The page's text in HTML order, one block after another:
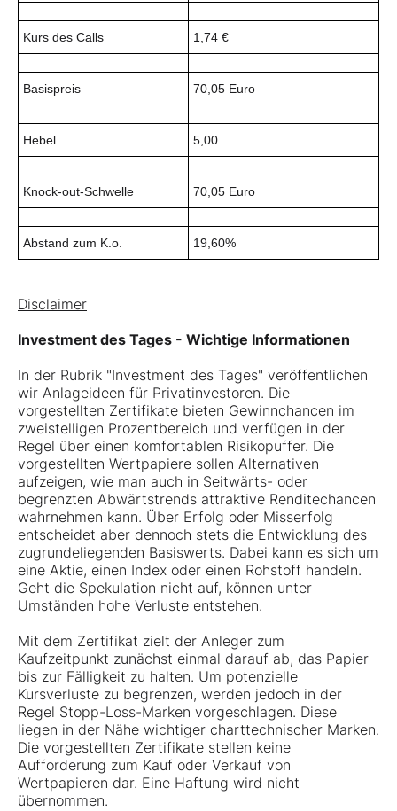
Kurs des Calls 1,74 €
Basispreis 70,05 Euro
Hebel 5,00
Knock-out-Schwelle 70,05 Euro
Abstand zum K.o. 19,60%
Disclaimer
Investment des Tages - Wichtige Informationen
In der Rubrik "Investment des Tages" veröffentlichen
wir Anlageideen für Privatinvestoren. Die
vorgestellten Zertifikate bieten Gewinnchancen im
zweistelligen Prozentbereich und verfügen in der
Regel über einen komfortablen Risikopuffer. Die
vorgestellten Wertpapiere sollen Alternativen
aufzeigen, wie man auch in Seitwärts- oder
begrenzten Abwärtstrends attraktive Renditechancen
wahrnehmen kann. Über Erfolg oder Misserfolg
entscheidet aber dennoch stets die Entwicklung des
zugrundeliegenden Basiswerts. Dabei kann es sich um
eine Aktie, einen Index oder einen Rohstoff handeln.
Geht die Spekulation nicht auf, können unter
Umständen hohe Verluste entstehen.
Mit dem Zertifikat zielt der Anleger zum
Kaufzeitpunkt zunächst einmal darauf ab, das Papier
bis zur Fälligkeit zu halten. Um potenzielle
Kursverluste zu begrenzen, werden jedoch in der
Regel Stopp-Loss-Marken vorgeschlagen. Diese
liegen in der Nähe wichtiger charttechnischer Marken.
Die vorgestellten Zertifikate stellen keine
Aufforderung zum Kauf oder Verkauf von
Wertpapieren dar. Eine Haftung wird nicht
übernommen.